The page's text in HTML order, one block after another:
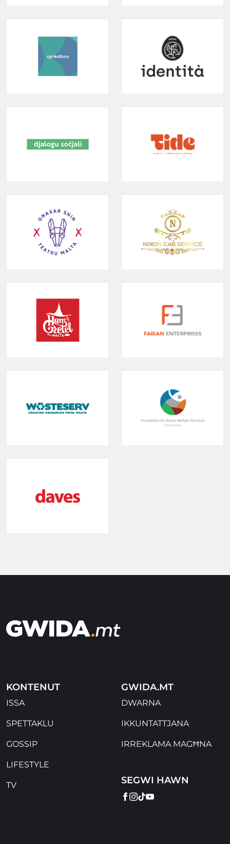
KONTENUT
ISSA
SPETTAKLU
GOSSIP
LIFESTYLE
TV
GWIDA.MT
DWARNA
IKKUNTATTJANA
IRREKLAMA MAGĦNA
SEGWI HAWN
FACEBOOK
INSTAGRAM
TIKTOK
YOUTUBE